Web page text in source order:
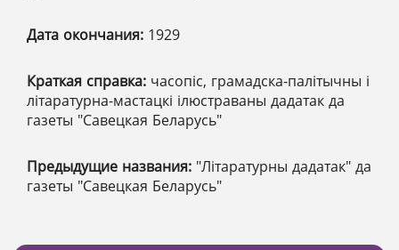
Дата окончания: 1929
Краткая справка: часопіс, грамадска-палітычны і
літаратурна-мастацкі ілюстраваны дадатак да
газеты "Савецкая Беларусь"
Предыдущие названия: "Літаратурны дадатак" да
газеты "Савецкая Беларусь"